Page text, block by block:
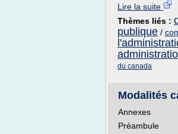
Lire la suite
Thèmes liés :
publique /
du canada
Modalités
Annexes
Préambule